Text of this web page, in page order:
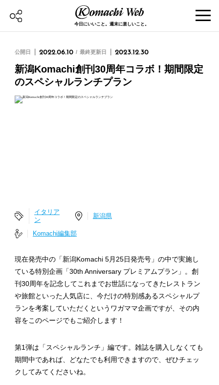
今日にいいこと。週末に楽しいこと。
公開日 2022.06.10 最終更新日 2023.12.30
新潟Komachi創刊30周年コラボ！期間限定
のスペシャルランチプラン
イタリア
ン
新潟県
Komachi編集部
現在発売中の「新潟Komachi 5月25日発売号」の中で実施し
ている特別企画「30th Anniversary プレミアムプラン」。創
刊30周年を記念してこれまでお世話になってきたレストラン
や旅館といった人気店に、今だけの特別感あるスペシャルプ
ランを考案していただくというワガママ企画ですが、その内
容をこのページでもご紹介します！
第1弾は「スペシャルランチ」編です。雑誌を購入しなくても
期間中であれば、どなたでも利用できますので、ぜひチェッ
クしてみてくださいね。